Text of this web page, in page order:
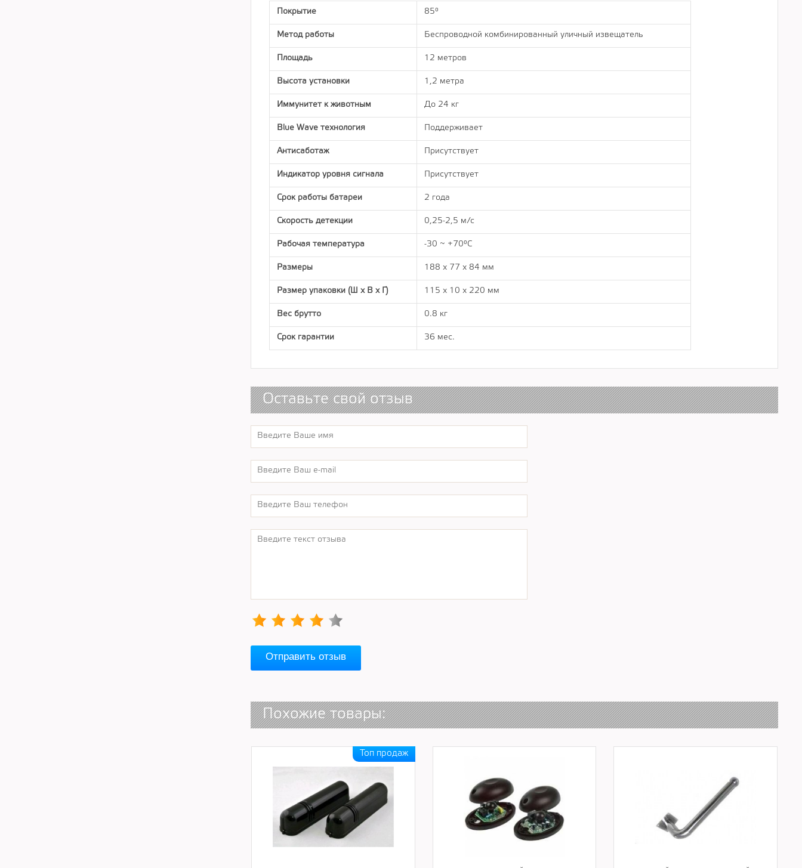
Покрытие 85°
Метод работы Беспроводной комбинированный уличный извещатель
Площадь 12 метров
Высота установки 1,2 метра
Иммунитет к животным До 24 кг
Blue Wave технология Поддерживает
Антисаботаж Присутствует
Индикатор уровня сигнала Присутствует
Срок работы батареи 2 года
Скорость детекции 0,25-2,5 м/с
Рабочая температура -30 ~ +70°C
Размеры 188 х 77 х 84 мм
Размер упаковки (Ш х В х Г) 115 x 10 x 220 мм
Вес брутто 0.8 кг
Срок гарантии 36 мес.
Оставьте свой отзыв
Отправить отзыв
Похожие товары: